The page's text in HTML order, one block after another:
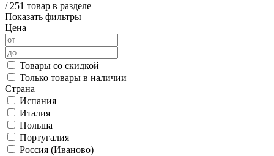
/ 251 товар в разделе
Показать фильтры
Цена
Товары со скидкой
Только товары в наличии
Страна
Испания
Италия
Польша
Португалия
Россия (Иваново)